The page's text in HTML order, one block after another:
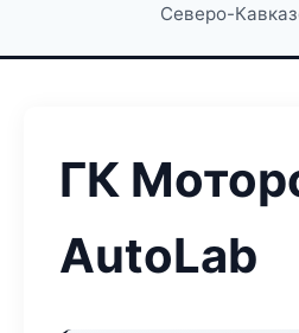
Северо-
ГК
AutoLab